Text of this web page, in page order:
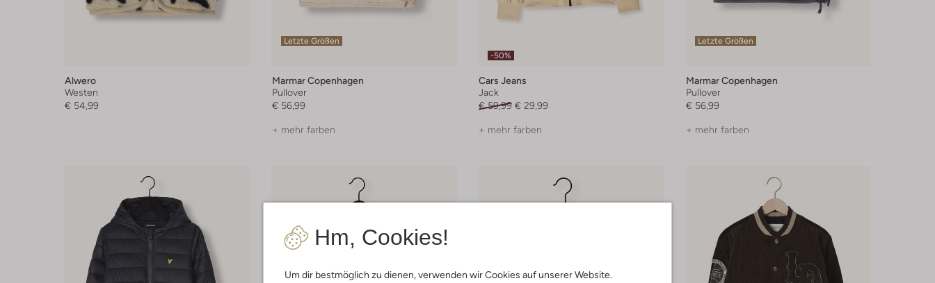
Hm, Cookies!
Um dir bestmöglich zu dienen, verwenden wir Cookies auf unserer Website.
Alwero
Westen
€ 54,99
Letzte Größen
Marmar Copenhagen
Pullover
€ 56,99
+ mehr farben
-50%
Cars Jeans
Jack
€ 59,99 € 29,99
+ mehr farben
Letzte Größen
Marmar Copenhagen
Pullover
€ 56,99
+ mehr farben